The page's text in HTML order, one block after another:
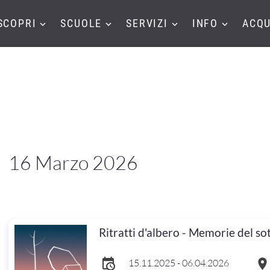
SCUOLE SERVIZI INFO
16 Marzo 2026
Ritratti d'albero - Memorie del
15.11.2025 - 06.04.2026